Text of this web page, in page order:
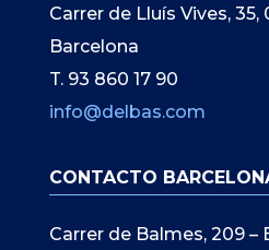
Carrer de Lluís Vives,
Barcelona
T. 93 860 17 90
info@delbas.com
CONTACTO
Carrer de Balmes, 209 –